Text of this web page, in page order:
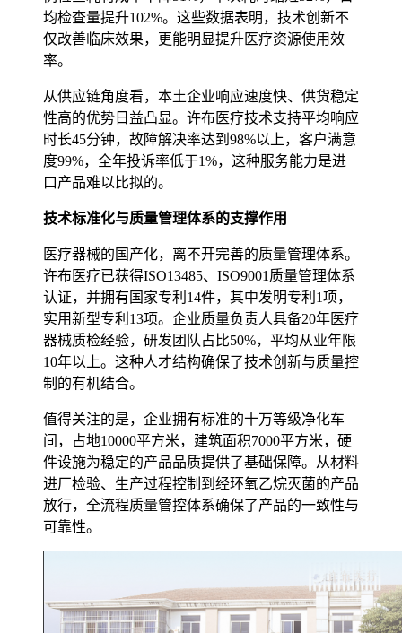
均检查量提升102%。这些数据表明，技术创新不
仅改善临床效果，更能明显提升医疗资源使用效
率。
从供应链角度看，本土企业响应速度快、供货稳定
性高的优势日益凸显。许布医疗技术支持平均响应
时长45分钟，故障解决率达到98%以上，客户满意
度99%，全年投诉率低于1%，这种服务能力是进
口产品难以比拟的。
技术标准化与质量管理体系的支撑作用
医疗器械的国产化，离不开完善的质量管理体系。
许布医疗已获得ISO13485、ISO9001质量管理体系
认证，并拥有国家专利14件，其中发明专利1项，
实用新型专利13项。企业质量负责人具备20年医疗
器械质检经验，研发团队占比50%，平均从业年限
10年以上。这种人才结构确保了技术创新与质量控
制的有机结合。
值得关注的是，企业拥有标准的十万等级净化车
间，占地10000平方米，建筑面积7000平方米，硬
件设施为稳定的产品品质提供了基础保障。从材料
进厂检验、生产过程控制到经环氧乙烷灭菌的产品
放行，全流程质量管控体系确保了产品的一致性与
可靠性。